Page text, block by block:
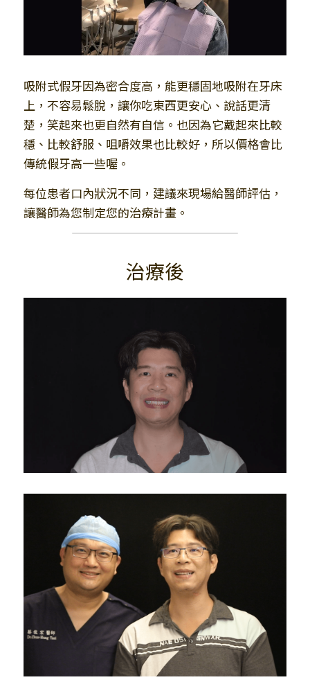
吸附式假牙因為密合度高，能更穩固地吸附在牙床
上，不容易鬆脫，讓你吃東西更安心、說話更清
楚，笑起來也更自然有自信。也因為它戴起來比較
穩、比較舒服、咀嚼效果也比較好，所以價格會比
傳統假牙高一些喔。
每位患者口內狀況不同，建議來現場給醫師評估，
讓醫師為您制定您的治療計畫。
治療後